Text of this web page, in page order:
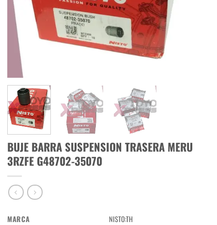
BUJE BARRA SUSPENSION TRASERA MERU
3RZFE G48702-35070
MARCA NISTO:TH